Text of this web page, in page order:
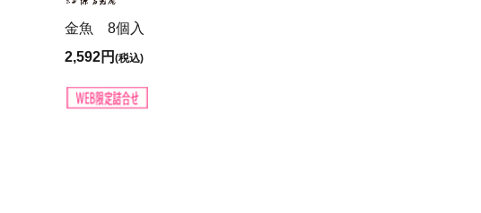
金魚 8個入
2,592円 (税込)